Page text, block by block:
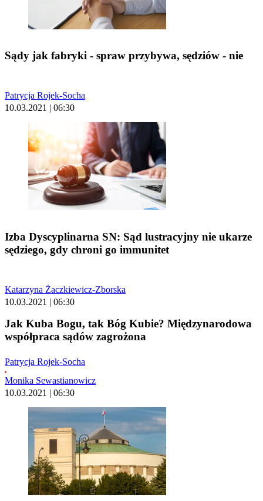
Sądy jak fabryki - spraw przybywa, sędziów - nie
Patrycja Rojek-Socha
10.03.2021 | 06:30
Izba Dyscyplinarna SN: Sąd lustracyjny nie ukarze
sędziego, gdy chroni go immunitet
Katarzyna Żaczkiewicz-Zborska
10.03.2021 | 06:30
Jak Kuba Bogu, tak Bóg Kubie? Międzynarodowa
współpraca sądów zagrożona
Patrycja Rojek-Socha
Monika Sewastianowicz
10.03.2021 | 06:30